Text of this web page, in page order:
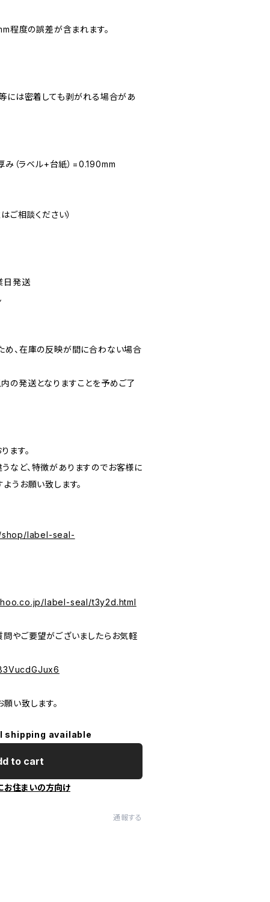
度の誤差が含まれます。
には密着しても剥がれる場合があ
（ラベル+台紙）=0.190mm
ご相談ください）
日発送
め、在庫の反映が間に合わない場合
の発送となりますことを予めご了
ます。
など、特徴がありますのでお客様に
うお願い致します。
label-seal-
label-seal/t3y2d.html
問やご要望がございましたらお気軽
い致します。
shipping available
to cart
お住まいの方向け
通報する